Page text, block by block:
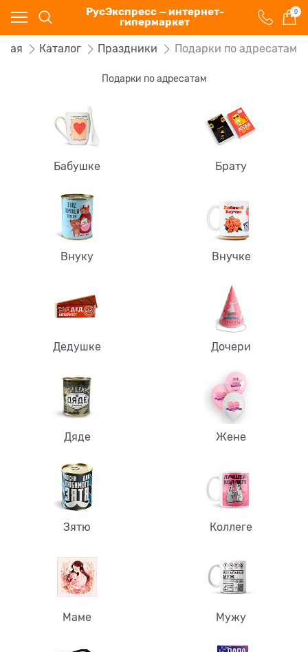
РусЭкспресс — интернет-
гипермаркет
0
Каталог Праздники Подарки по адресатам
Подарки по адресатам
Бабушке Брату
Внуку Внучке
Дедушке Дочери
Дяде Жене
Зятю Коллеге
Маме Мужу